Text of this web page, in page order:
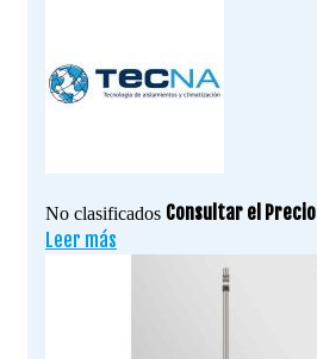
No clasificados Consultar el Precio
Leer más